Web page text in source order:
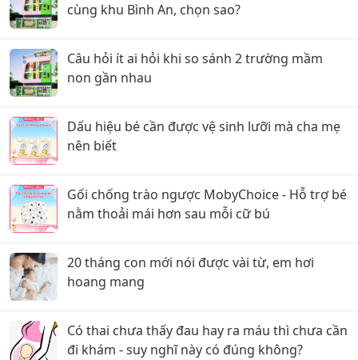
cùng khu Bình An, chọn sao?
Câu hỏi ít ai hỏi khi so sánh 2 trường mầm
non gần nhau
Dấu hiệu bé cần được vệ sinh lưỡi mà cha mẹ
nên biết
Gối chống trào ngược MobyChoice - Hỗ trợ bé
nằm thoải mái hơn sau mỗi cữ bú
20 tháng con mới nói được vài từ, em hơi
hoang mang
Có thai chưa thấy đau hay ra máu thì chưa cần
đi khám - suy nghĩ này có đúng không?